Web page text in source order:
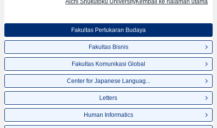
Fakultas Pertukaran Budaya
Fakultas Bisnis
Fakultas Komunikasi Global
Center for Japanese Languag...
Letters
Human Informatics